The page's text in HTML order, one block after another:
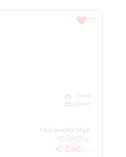
2 km
36 km
Verpleegkundige
€ 100 ,00
€ 240 ,00